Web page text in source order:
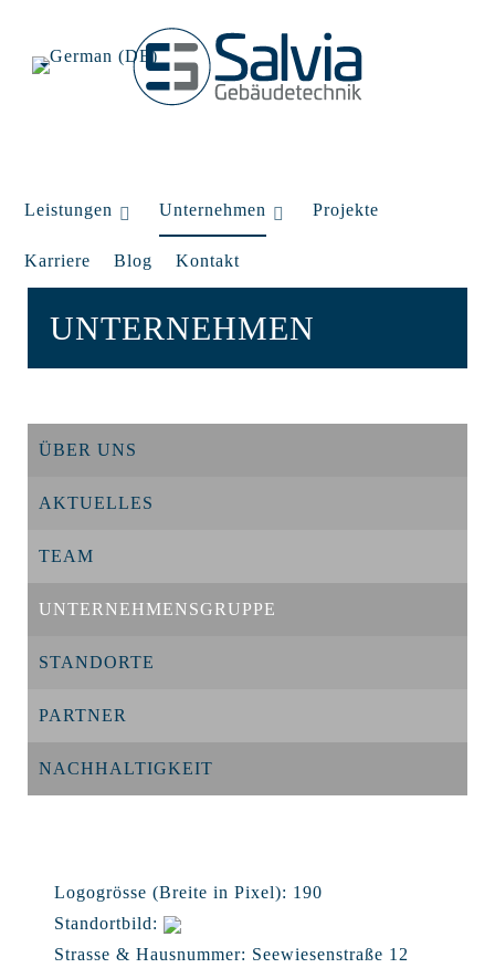
Leistungen Unternehmen Projekte
Karriere Blog Kontakt
UNTERNEHMEN
ÜBER UNS
AKTUELLES
TEAM
UNTERNEHMENSGRUPPE
STANDORTE
PARTNER
NACHHALTIGKEIT
Logogrösse (Breite in Pixel): 190
Standortbild:
Strasse & Hausnummer: Seewiesenstraße 12